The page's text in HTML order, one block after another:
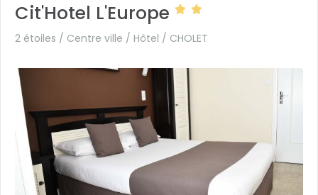
Cit'Hotel L'Europe
2 étoiles / Centre ville / Hôtel / CHOLET